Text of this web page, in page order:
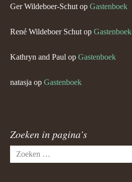
Ger Wildeboer-Schut op Gastenboek
René Wildeboer Schut op Gastenboek
Kathryn and Paul op Gastenboek
natasja op Gastenboek
Zoeken in pagina’s
Zoeken
naar: